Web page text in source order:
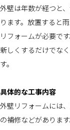
外壁は年数が経つと
ります。放置すると
リフォームが必要で
新しくするだけでな
す。
具体的な工事内容
外壁リフォームには
の補修などがありま